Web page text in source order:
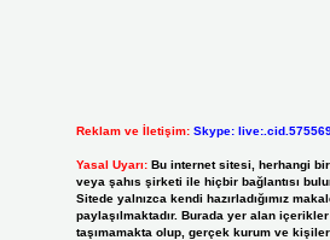
Reklam ve İletişim: Skype:
Yasal Uyarı: Bu internet sitesi, herhangi
veya şahıs şirketi ile hiçbir bağlantısı
Sitede yalnızca kendi hazırladığımız
paylaşılmaktadır. Burada yer alan
taşımamakta olup, gerçek kurum ve kişiler